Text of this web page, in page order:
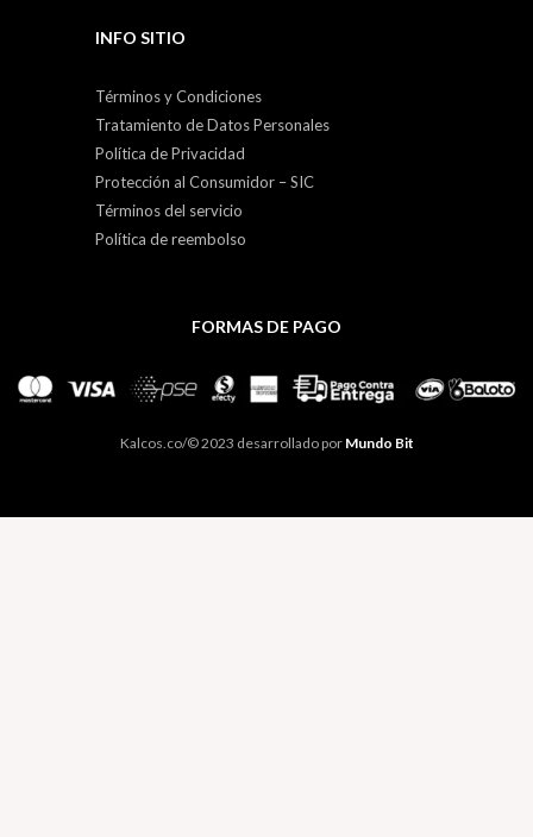
INFO SITIO
Términos y Condiciones
Tratamiento de Datos Personales
Política de Privacidad
Protección al Consumidor – SIC
Términos del servicio
Política de reembolso
FORMAS DE PAGO
Kalcos.co/© 2023 desarrollado por Mundo Bit